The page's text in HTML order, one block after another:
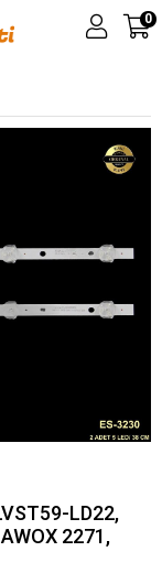
0
LD22,
2271,